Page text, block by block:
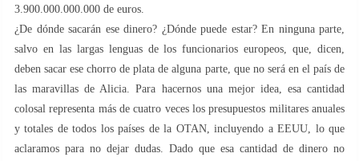
3.900.000.000.000 de euros.
¿De dónde sacarán ese dinero? ¿Dónde puede estar? En ninguna parte,
salvo en las largas lenguas de los funcionarios europeos, que, dicen,
deben sacar ese chorro de plata de alguna parte, que no será en el país de
las maravillas de Alicia. Para hacernos una mejor idea, esa cantidad
colosal representa más de cuatro veces los presupuestos militares anuales
y totales de todos los países de la OTAN, incluyendo a EEUU, lo que
aclaramos para no dejar dudas. Dado que esa cantidad de dinero no